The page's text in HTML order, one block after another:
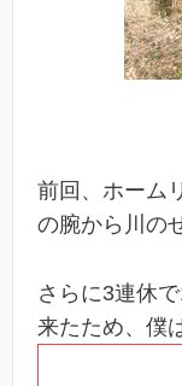
前回、ホーム
の腕から川の
さらに3連休
来たため、僕